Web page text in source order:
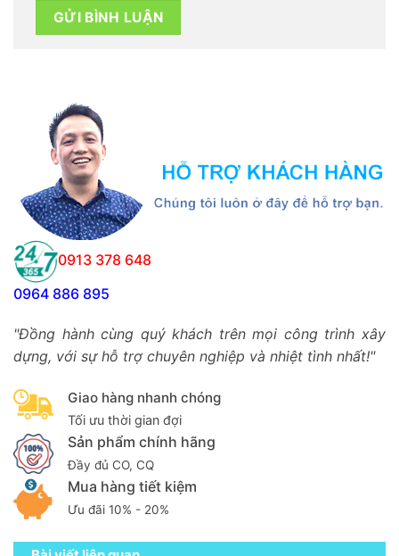
0913 378 648
0964 886 895
"Đồng hành cùng quý khách trên mọi công trình xây
dựng, với sự hỗ trợ chuyên nghiệp và nhiệt tình nhất!"
Giao hàng nhanh chóng
Tối ưu thời gian đợi
Sản phẩm chính hãng
Đầy đủ CO, CQ
Mua hàng tiết kiệm
Ưu đãi 10% - 20%